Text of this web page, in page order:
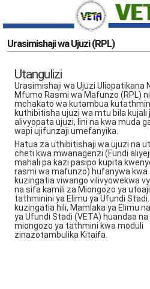
Urasimishaji wa Ujuzi (RPL)
Utangulizi
Urasimishaji wa Ujuzi Uliopatikana
Mfumo Rasmi wa Mafunzo (RPL) ni
mchakato wa kutambua
kuthibitisha ujuzi wa mtu bila kujali
alivyopata ujuzi, lini na kwa muda
wapi ujifunzaji umefanyika.
Hatua za uthibitishaji wa ujuzi na
cheti kwa mwanagenzi (Fundi
mahali pa kazi pasipo kupita
rasmi wa mafunzo) hufanywa kwa
kuzingatia viwango vilivyowekwa
na sifa kamili za Miongozo ya
tathminini ya Elimu ya Ufundi Stadi.
kuzingatia hili, Mamlaka ya Elimu
ya Ufundi Stadi (VETA) huandaa
miongozo ya tathmini kwa moduli
zinazotambulika Kitaifa.